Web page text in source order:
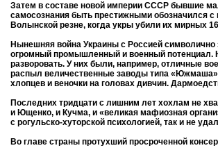
Затем в составе новой империи СССР бывшие
самосознания быть престижными обозначился
Волынской резне, когда укры убили их мирных
Нынешняя война Украины с Россией символично
огромный промышленный и военный потенциал.
разворовать. У них были, например, отличные
распыл величественные заводы типа «Южмаша».
хлопцев и веночки на головах дивчин.
Последних тридцати с лишним лет хохлам не
и Ющенко, и Кучма, и «великая мафиозная
с рогульско-хуторской психологией, так и не
Во главе страны протухший просроченной